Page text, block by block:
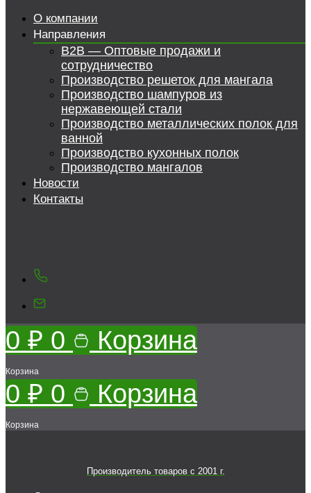
О компании
Направления
B2B — Оптовые продажи и
сотрудничество
Производство решеток для мангала
Производство шампуров из
нержавеющей стали
Производство металлических полок для
ванной
Производство кухонных полок
Производство мангалов
Новости
Контакты
0 ₽ 0 Корзина
Корзина
0 ₽ 0 Корзина
Корзина
Производитель товаров c 2001 г.